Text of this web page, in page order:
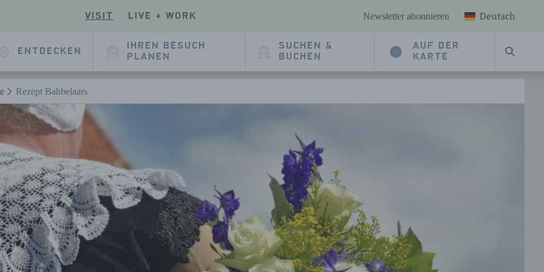
VISIT LIVE + WORK Newsletter abonnieren Deutsch
ENTDECKEN
IHREN BESUCH
PLANEN
SUCHEN &
BUCHEN
AUF DER
KARTE
SUCHE
Rezept Babbelaars